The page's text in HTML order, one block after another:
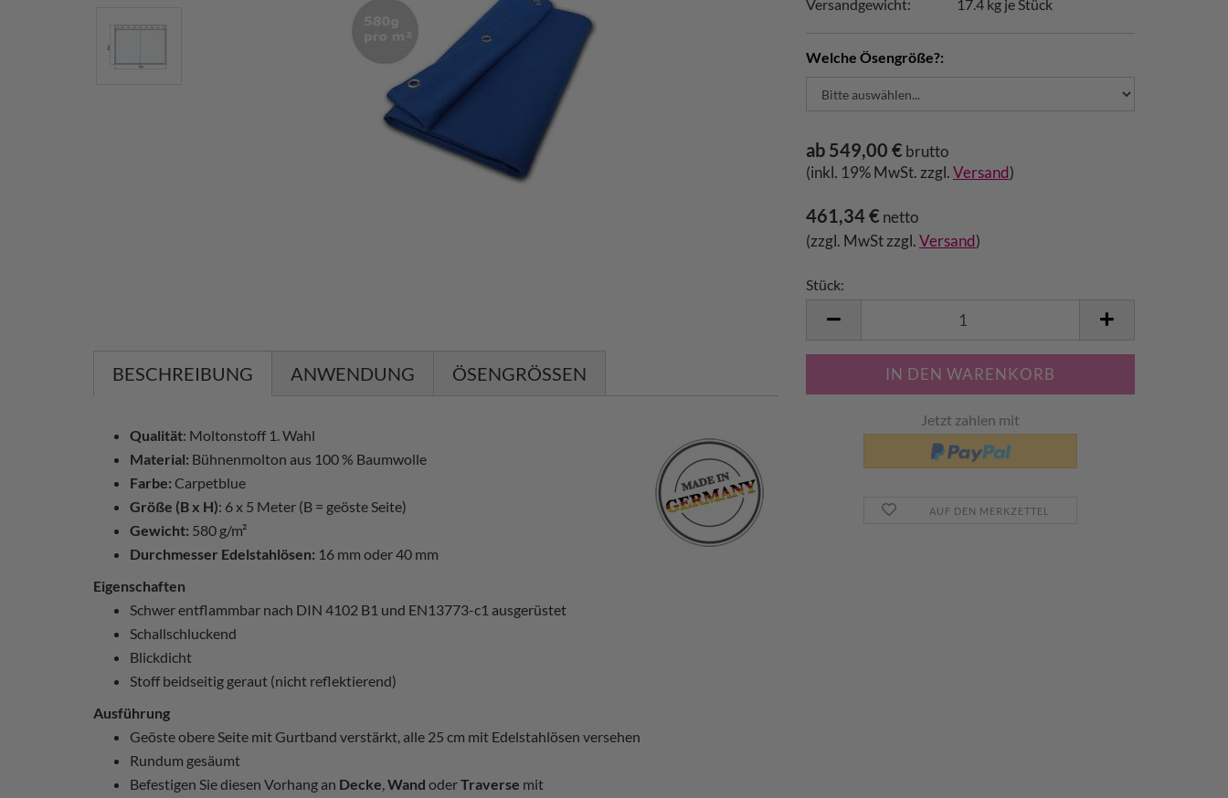
Versandgewicht:
17.4 kg je Stück
Welche Ösengröße?:
ab 549,00 € brutto
(inkl. 19% MwSt. zzgl. Versand)
461,34 € netto
(zzgl. MwSt zzgl. Versand )
Stück:
Stück
Jetzt zahlen mit
AUF DEN MERKZETTEL
BESCHREIBUNG ANWENDUNG ÖSENGRÖSSEN
Qualität: Moltonstoff 1. Wahl
Material: Bühnenmolton aus 100 % Baumwolle
Farbe: Carpetblue
Größe (B x H): 6 x 5 Meter (B = geöste Seite)
Gewicht: 580 g/m²
Durchmesser Edelstahlösen: 16 mm oder 40 mm
Eigenschaften
Schwer entflammbar nach DIN 4102 B1 und EN13773-c1 ausgerüstet
Schallschluckend
Blickdicht
Stoff beidseitig geraut (nicht reflektierend)
Ausführung
Geöste obere Seite mit Gurtband verstärkt, alle 25 cm mit Edelstahlösen versehen
Rundum gesäumt
Befestigen Sie diesen Vorhang an Decke,Wand oderTraverse mit